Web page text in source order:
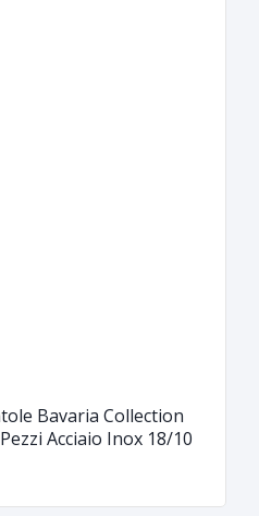
Bavaria Collection
Acciaio Inox 18/10